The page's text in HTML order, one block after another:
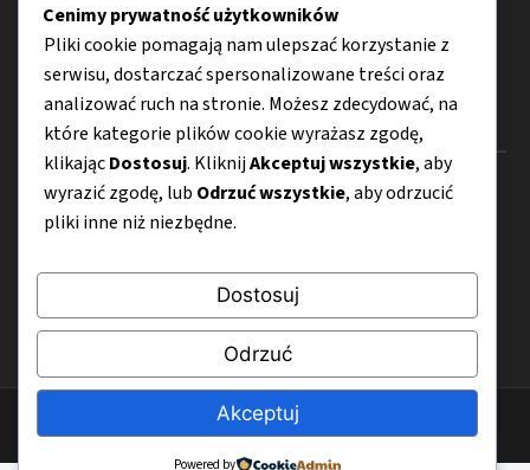
Wyposażenie
Menu
O nas
Kontakt
Mapa strony
Polityka prywatności
© 2026 Budujemy4Katy.pl
Cenimy prywatność użytkowników
Pliki cookie pomagają nam ulepszać korzystanie z
serwisu, dostarczać spersonalizowane treści oraz
analizować ruch na stronie. Możesz zdecydować, na
które kategorie plików cookie wyrażasz zgodę,
klikającDostosuj. KliknijAkceptuj wszystkie, aby
wyrazić zgodę, lub Odrzuć wszystkie, aby odrzucić
pliki inne niż niezbędne.
Dostosuj
Odrzuć
Akceptuj
Powered by